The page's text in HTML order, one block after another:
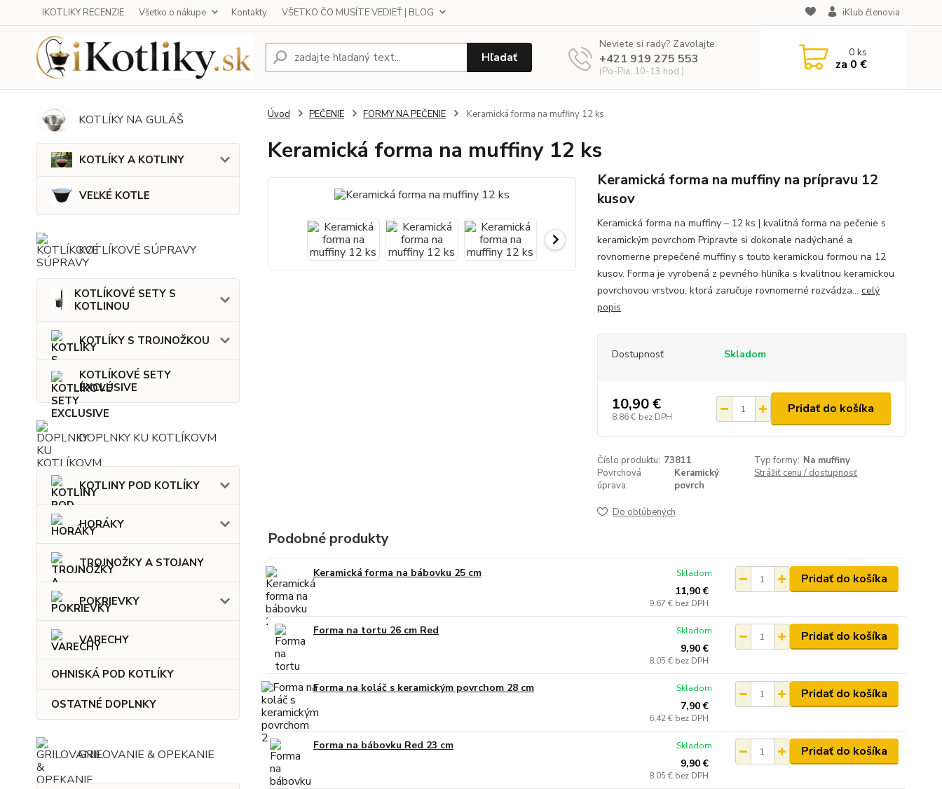
IKOTLIKY RECENZIE Všetko o nákupe Kontakty VŠETKO ČO MUSÍTE VEDIEŤ | BLOG iKlub členovia
Hľadať
Neviete si rady? Zavolajte.
+421 919 275 553
(Po-Pia, 10-13 hod.)
0ks
za 0 €
KOTLÍKY NA GULÁŠ
KOTLÍKY A KOTLINY
VEĽKÉ KOTLE
KOTLÍKOVÉ SÚPRAVY
KOTLÍKOVÉ SETY S
KOTLINOU
KOTLÍKY S TROJNOŽKOU
KOTLÍKOVÉ SETY
EXCLUSIVE
DOPLNKY KU KOTLÍKOVM
KOTLINY POD KOTLÍKY
HORÁKY
TROJNOŽKY A STOJANY
POKRIEVKY
VARECHY
OHNISKÁ POD KOTLÍKY
OSTATNÉ DOPLNKY
GRILOVANIE & OPEKANIE
Úvod PEČENIE FORMY NA PEČENIE Keramická forma na muffiny 12 ks
Keramická forma na muffiny 12 ks
Keramická forma na muffiny na prípravu 12
kusov
Keramická forma na muffiny – 12 ks | kvalitná forma na pečenie s
keramickým povrchom Pripravte si dokonale nadýchané a
rovnomerne prepečené muffiny s touto keramickou formou na 12
kusov. Forma je vyrobená z pevného hliníka s kvalitnou keramickou
povrchovou vrstvou, ktorá zaručuje rovnomerné rozvádza... celý
popis
Dostupnosť Skladom
10,90 €
8,86 € bez DPH
Pridať do košíka
Číslo produktu: 73811 Typ formy: Na muffiny
Povrchová
úprava:
Keramický
povrch
Strážiť cenu / dostupnosť
Do obľúbených
Podobné produkty
Keramická forma na bábovku 25 cm
11,90 €
9,67 € bez DPH
Skladom Pridať do košíka
Forma na tortu 26 cm Red
9,90 €
8,05 € bez DPH
Skladom Pridať do košíka
Forma na koláč s keramickým povrchom 28 cm
7,90 €
6,42 € bez DPH
Skladom Pridať do košíka
Forma na bábovku Red 23 cm
9,90 €
8,05 € bez DPH
Skladom Pridať do košíka